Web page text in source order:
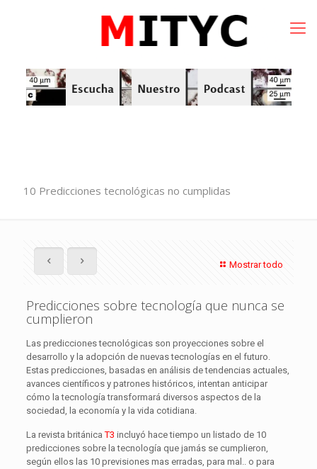
10 Predicciones tecnológicas no cumplidas
Mostrar todo
Predicciones sobre tecnología que nunca se
cumplieron
Las predicciones tecnológicas son proyecciones sobre el
desarrollo y la adopción de nuevas tecnologías en el futuro.
Estas predicciones, basadas en análisis de tendencias actuales,
avances científicos y patrones históricos, intentan anticipar
cómo la tecnología transformará diversos aspectos de la
sociedad, la economía y la vida cotidiana.
La revista británicaT3 incluyó hace tiempo un listado de 10
predicciones sobre la tecnología que jamás se cumplieron,
según ellos las 10 previsiones mas erradas, para mal.. o para